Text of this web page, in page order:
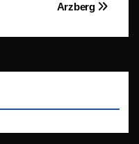
Arzberg